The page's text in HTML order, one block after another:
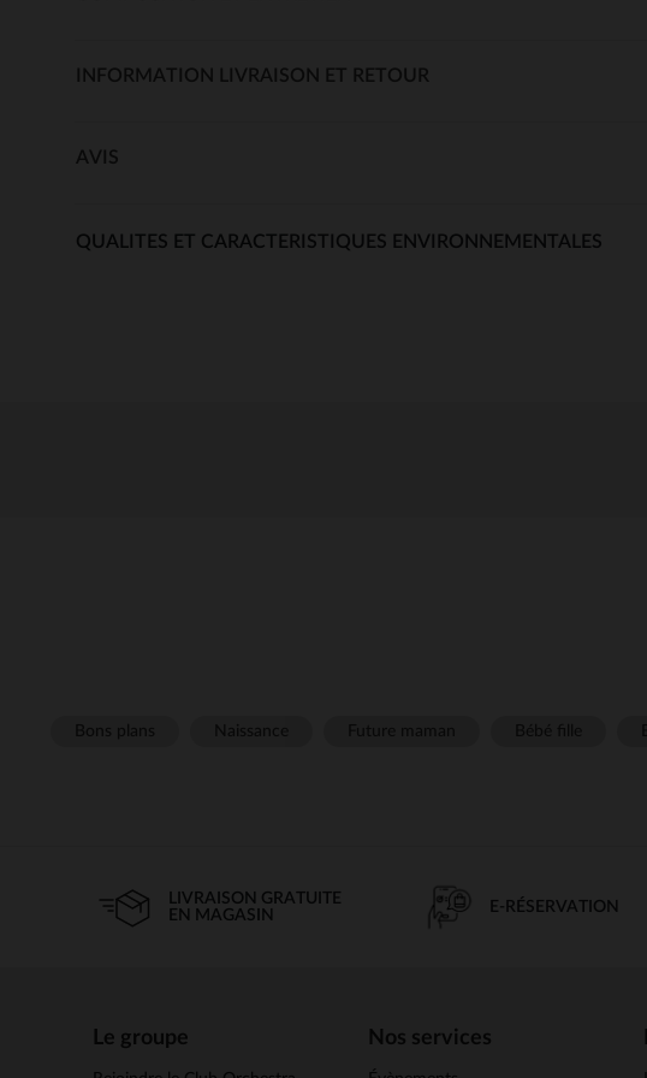
INFORMATION LIVRAISON ET RETOUR
AVIS
QUALITES ET CARACTERISTIQUES ENVIRONNEMENTALES
LIVRAISON GRATUITE
EN MAGASIN
E-RÉSERVATION
Le groupe Nos services